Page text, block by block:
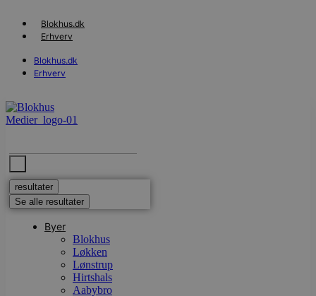
indhold
Blokhus.dk
Erhverv
Blokhus.dk
Erhverv
...
resultater
Se alle resultater
Byer
Blokhus
Løkken
Lønstrup
Hirtshals
Aabybro